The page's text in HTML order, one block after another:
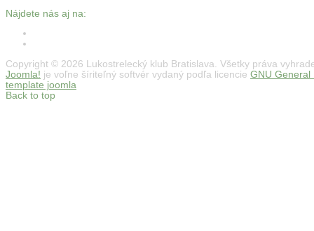
Nájdete nás aj na:
Copyright © 2026 Lukostrelecký klub Bratislava. Všetky práva
Joomla! je voľne šíriteľný softvér vydaný podľa licencie GNU General
template joomla
Back to top